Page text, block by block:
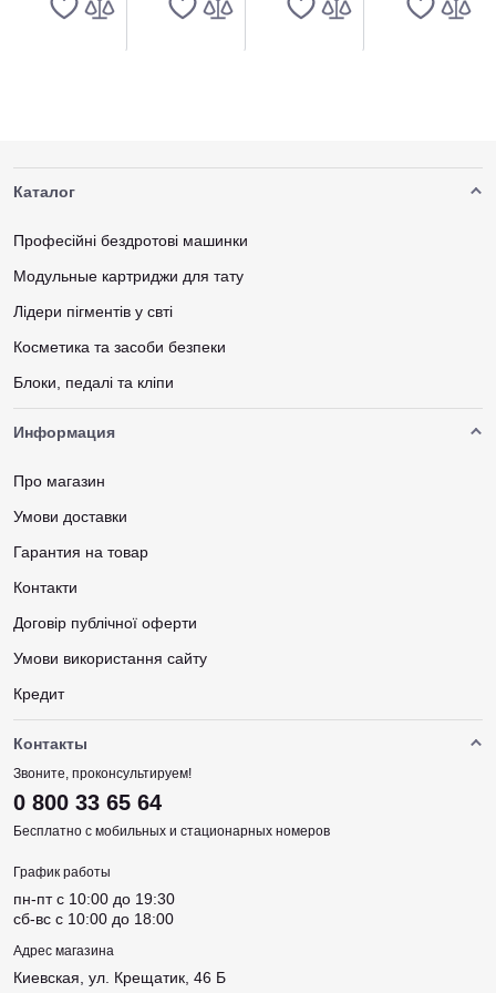
Каталог
Професійні бездротові машинки
Модульные картриджи для тату
Лідери пігментів у свті
Косметика та засоби безпеки
Блоки, педалі та кліпи
Информация
Про магазин
Умови доставки
Гарантия на товар
Контакти
Договір публічної оферти
Умови використання сайту
Кредит
Контакты
Звоните, проконсультируем!
0 800 33 65 64
Бесплатно с мобильных и стационарных номеров
График работы
пн-пт c 10:00 до 19:30
сб-вс c 10:00 до 18:00
Адрес магазина
Киевская, ул. Крещатик, 46 Б